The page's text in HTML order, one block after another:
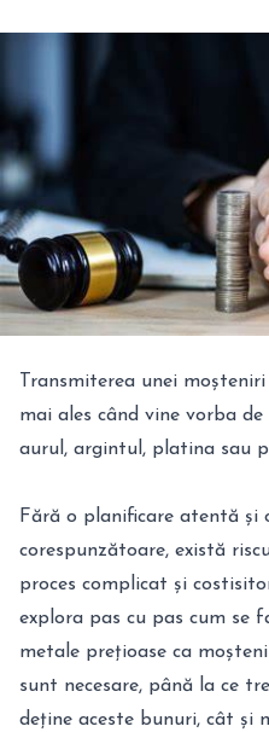
Transmiterea unei
mai ales când vine vorba
aurul, argintul, platina sau
Fără o planificare atentă și
corespunzătoare, există
proces complicat și
explora pas cu pas cum se
metale prețioase ca
sunt necesare, până la ce
deține aceste bunuri, cât și